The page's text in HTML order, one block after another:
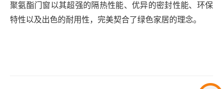
聚氨酯门窗以其超强的隔热性能、优异的密封性能、环保
特性以及出色的耐用性，完美契合了绿色家居的理念。